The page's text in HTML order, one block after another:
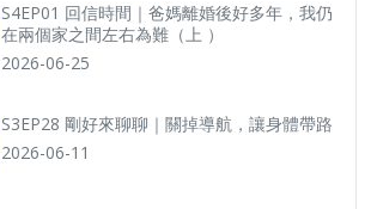
S4EP01 回信時間｜爸媽離婚後好多年，我仍
在兩個家之間左右為難（上 ）
2026-06-25
S3EP28 剛好來聊聊｜關掉導航，讓身體帶路
2026-06-11